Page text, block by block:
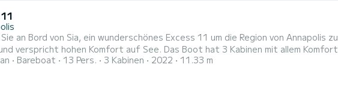
Sie an Bord von Sia, ein wunderschönes Excess 11 um die Region von Annapolis
Komfort auf See. Das Boot hat 3 Kabinen mit allem Komfort und eine Kapazität von 13 Personen. Mit
von 11 Metern wird es Ihr perfekter Begleiter sein, um einen
Bareboat 13 Pers. 3 Kabinen 2022 11.33 m